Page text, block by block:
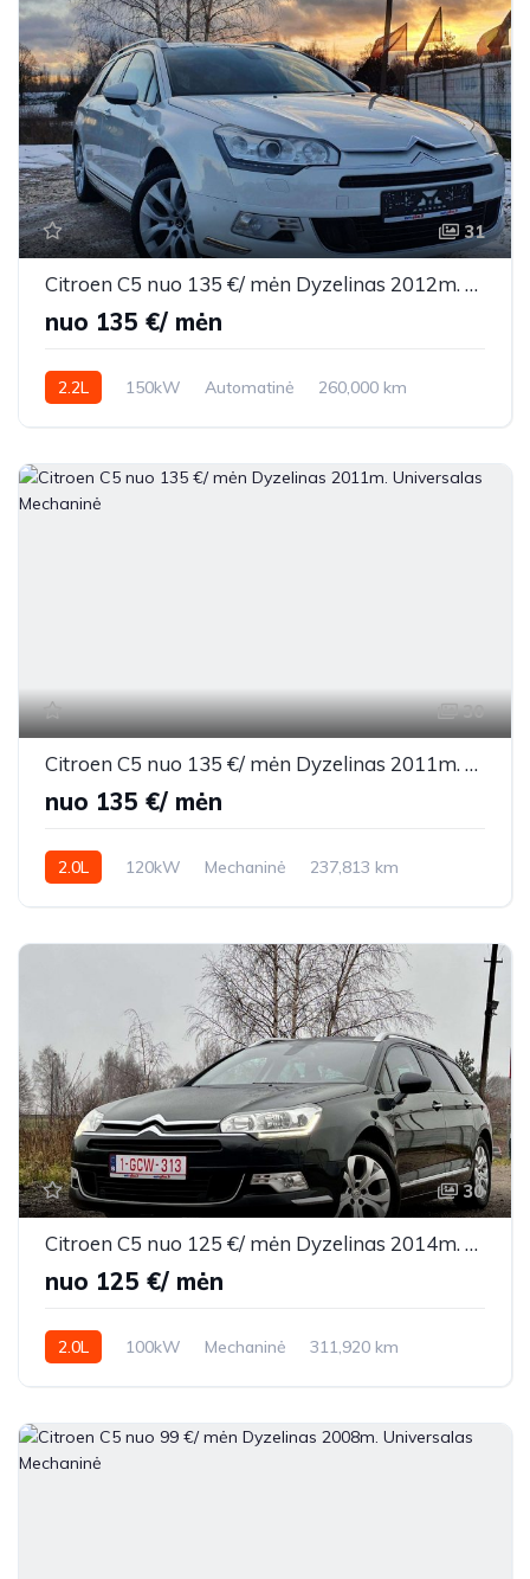
31
Citroen C5 nuo 135 €/ mėn Dyzelinas 2012m. Universalas Automatinė
nuo 135 €/ mėn
2.2L 150kW Automatinė
260,000 km
30
Citroen C5 nuo 135 €/ mėn Dyzelinas 2011m. Universalas Mechaninė
nuo 135 €/ mėn
2.0L 120kW Mechaninė
237,813 km
30
Citroen C5 nuo 125 €/ mėn Dyzelinas 2014m. Universalas Mechaninė
nuo 125 €/ mėn
2.0L 100kW Mechaninė
311,920 km